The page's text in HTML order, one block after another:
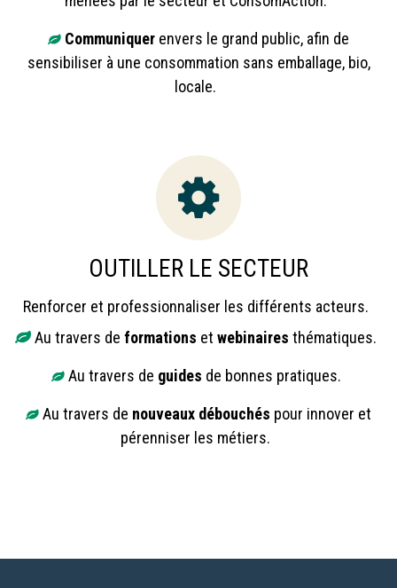
Communiquer envers le grand public, afin de
sensibiliser à une consommation sans emballage, bio,
locale.
OUTILLER LE SECTEUR
Renforcer et professionnaliser les différents acteurs.
Au travers de formations et webinaires thématiques.
Au travers de guides de bonnes pratiques.
Au travers de nouveaux débouchés pour innover et
pérenniser les métiers.